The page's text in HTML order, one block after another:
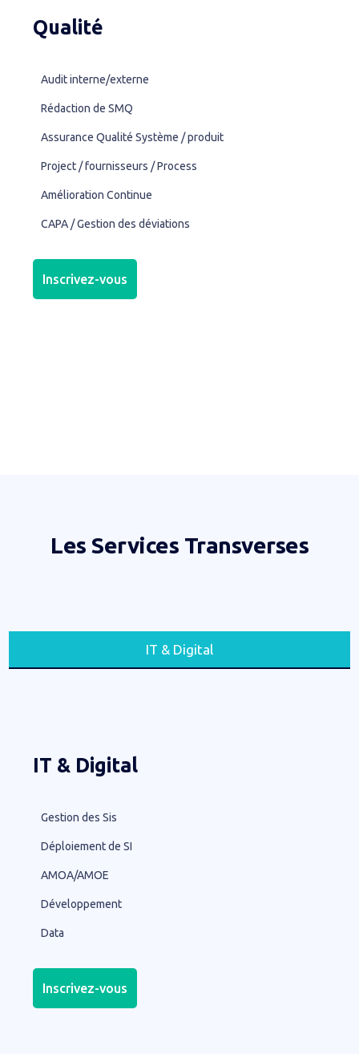
Qualité
Audit interne/externe
Rédaction de SMQ
Assurance Qualité Système / produit
Project / fournisseurs / Process
Amélioration Continue
CAPA / Gestion des déviations
Inscrivez-vous
Les Services Transverses
IT & Digital
IT & Digital
Gestion des Sis
Déploiement de SI
AMOA/AMOE
Développement
Data
Inscrivez-vous